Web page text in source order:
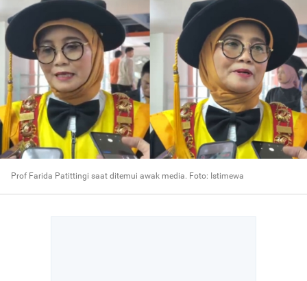
Prof Farida Patittingi saat ditemui awak media. Foto: Istimewa